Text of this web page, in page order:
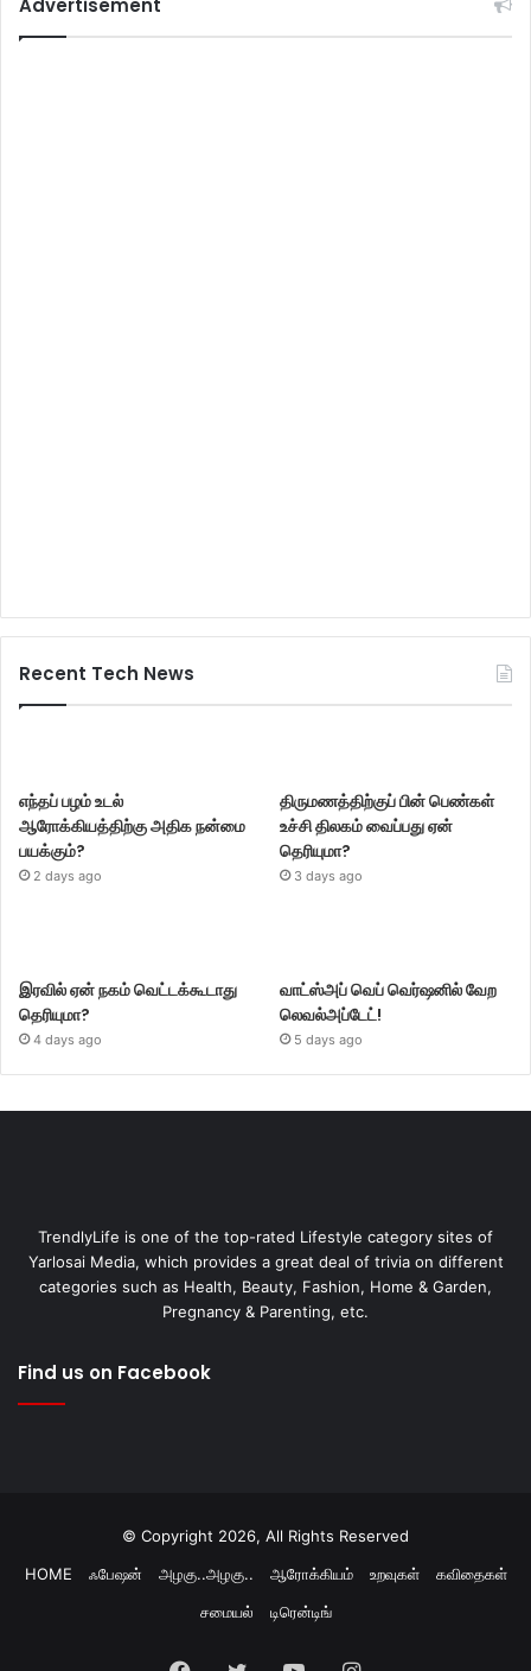
Advertisement
Recent Tech News
எந்தப் பழம் உடல்
ஆரோக்கியத்திற்கு அதிக நன்மை
பயக்கும்?
2 days ago
திருமணத்திற்குப் பின் பெண்கள்
உச்சி திலகம் வைப்பது ஏன்
தெரியுமா?
3 days ago
இரவில் ஏன் நகம் வெட்டக்கூடாது
தெரியுமா?
4 days ago
வாட்ஸ்அப் வெப் வெர்ஷனில் வேற
லெவல்அப்டேட்!
5 days ago
TrendlyLife is one of the top-rated Lifestyle category sites of
Yarlosai Media, which provides a great deal of trivia on different
categories such as Health, Beauty, Fashion, Home & Garden,
Pregnancy & Parenting, etc.
Find us on Facebook
© Copyright 2026, All Rights Reserved
HOME
ஃபேஷன் அழகு..அழகு.. ஆரோக்கியம் உறவுகள்
கவிதைகள்
சமையல்
டிரென்டிங்